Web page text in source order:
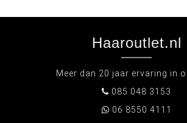
Haaroutlet.nl
Meer dan 20 jaar ervaring in
085 048 3153
06 8550 4111